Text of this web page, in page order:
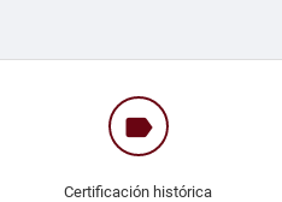
label
Certificación histórica